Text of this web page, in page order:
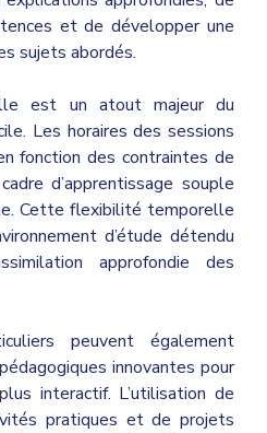
et de développer une
sujets abordés.
est un atout majeur du
Les horaires des sessions
fonction des contraintes de
d’apprentissage souple
Cette flexibilité temporelle
d’étude détendu
approfondie des
peuvent également
innovantes pour
interactif. L’utilisation de
pratiques et de projets